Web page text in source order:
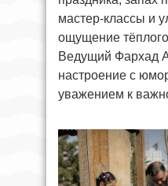
мастер-классы и
ощущение
Ведущий Фархад
настроение с
уважением к